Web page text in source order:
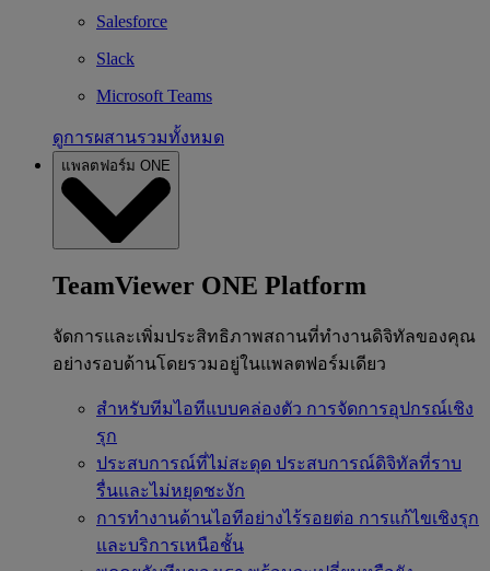
Salesforce
Slack
Microsoft Teams
ดูการผสานรวมทั้งหมด
แพลตฟอร์ม ONE
TeamViewer ONE Platform
จัดการและเพิ่มประสิทธิภาพสถานที่ทำงานดิจิทัลของคุณ
อย่างรอบด้านโดยรวมอยู่ในแพลตฟอร์มเดียว
สำหรับทีมไอทีแบบคล่องตัว การจัดการอุปกรณ์เชิง
รุก
ประสบการณ์ที่ไม่สะดุด ประสบการณ์ดิจิทัลที่ราบ
รื่นและไม่หยุดชะงัก
การทำงานด้านไอทีอย่างไร้รอยต่อ การแก้ไขเชิงรุก
และบริการเหนือชั้น